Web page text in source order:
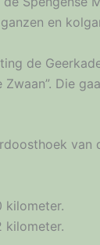
en
de
Die
kilometer.
kilometer.